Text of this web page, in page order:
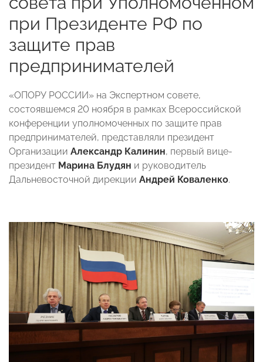
при Президенте РФ по
защите прав
предпринимателей
«ОПОРУ РОССИИ» на Экспертном совете,
состоявшемся 20 ноября в рамках Всероссийской
конференции уполномоченных по защите прав
предпринимателей, представляли президент
Организации Александр Калинин, первый вице-
президент Марина Блудян и руководитель
Дальневосточной дирекции Андрей Коваленко.